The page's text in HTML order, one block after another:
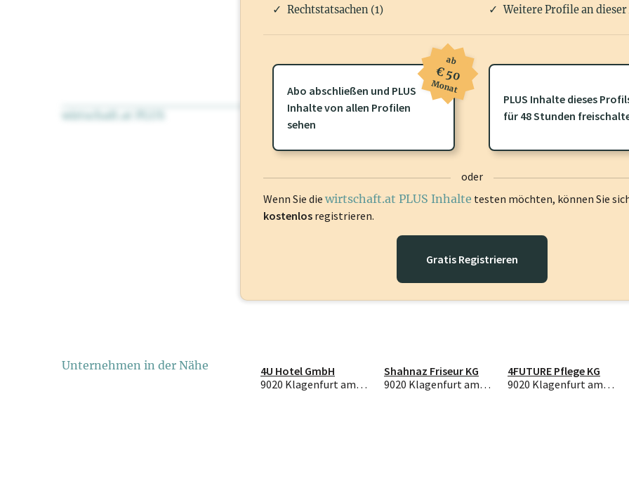
wirtschaft.at PLUS Für dieses Profil gibt es zusätzliche wirtschaft.at PLUS Inhaltedie Sie
frei oder loggen Sie sich ein um diese Inhalte zu sehen.
Rechtstatsachen (1)
Weitere Profile an dieser
Abo abschließen und PLUS
Inhalte von allen Profilen
sehen
ab
€ 50
Monat
PLUS Inhalte dieses
für 48 Stunden
oder
Wenn Sie die wirtschaft.at PLUS Inhalte testen möchten, können Sie
kostenlos registrieren.
Gratis Registrieren
Unternehmen in der Nähe
4U Hotel GmbH
9020 Klagenfurt am Wörthersee
Shahnaz Friseur KG
9020 Klagenfurt am Wörthersee
4FUTURE Pflege KG
9020 Klagenfurt am Wörthersee